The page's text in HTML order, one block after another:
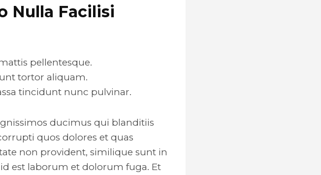
Nulla Facilisi
pellentesque.
tortor aliquam.
tincidunt nunc pulvinar.
ducimus qui blanditiis
quos dolores et quas
non provident, similique sunt in
est laborum et dolorum fuga. Et